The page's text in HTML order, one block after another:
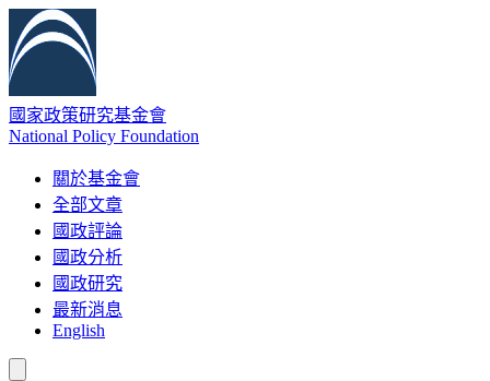
國家政策研究基金會
National Policy Foundation
關於基金會
全部文章
國政評論
國政分析
國政研究
最新消息
English